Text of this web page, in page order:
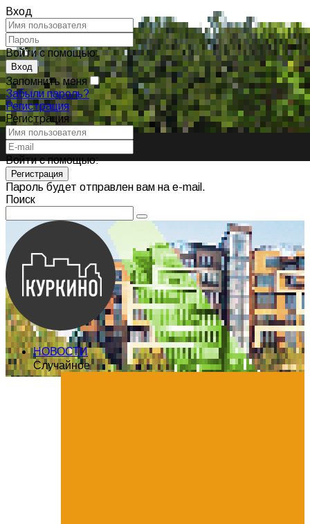
Вход
Войти с помощью:
Запомнить меня
Забыли пароль?
Регистрация
Регистрация
Войти с помощью:
Пароль будет отправлен вам на e-mail.
Поиск
НОВОСТИ
Случайное